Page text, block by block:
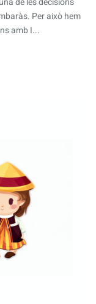
Per això hem
amb I...